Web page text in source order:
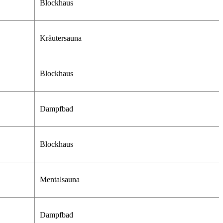
Blockhaus
Kräutersauna
Blockhaus
Dampfbad
Blockhaus
Mentalsauna
Dampfbad